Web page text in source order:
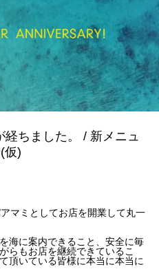
経ちました。 / 新メニュ
仮)
マミとしてお店を開業して丸一
海に案内できること、安全に毎
らもお店を継続できているこ
頂いている皆様に本当に本当に